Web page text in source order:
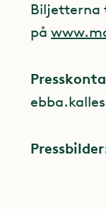
Biljetterna
på